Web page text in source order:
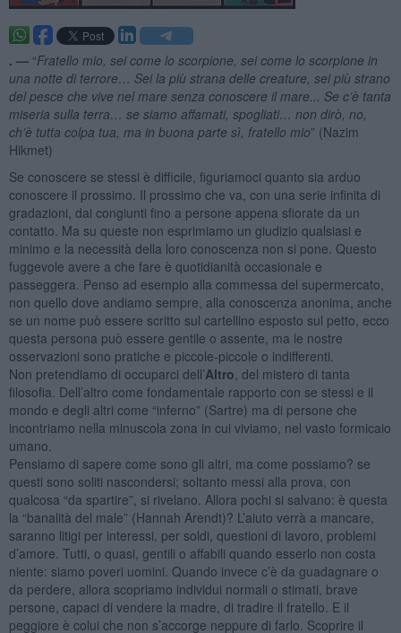
. — “Fratello mio, sei come lo scorpione, sei come lo scorpione in
una notte di terrore… Sei la più strana delle creature, sei più strano
del pesce che vive nel mare senza conoscere il mare... Se c’è tanta
miseria sulla terra… se siamo affamati, spogliati… non dirò, no,
ch’è tutta colpa tua, ma in buona parte sì, fratello mio” (Nazim
Hikmet)
Se conoscere se stessi è difficile, figuriamoci quanto sia arduo
conoscere il prossimo. Il prossimo che va, con una serie infinita di
gradazioni, dai congiunti fino a persone appena sfiorate da un
contatto. Ma su queste non esprimiamo un giudizio qualsiasi e
minimo e la necessità della loro conoscenza non si pone. Questo
fuggevole avere a che fare è quotidianità occasionale e
passeggera. Penso ad esempio alla commessa del supermercato,
non quello dove andiamo sempre, alla conoscenza anonima, anche
se un nome può essere scritto sul cartellino esposto sul petto, ecco
questa persona può essere gentile o assente, ma le nostre
osservazioni sono pratiche e piccole-piccole o indifferenti.
Non pretendiamo di occuparci dell’Altro , del mistero di tanta
filosofia. Dell’altro come fondamentale rapporto con se stessi e il
mondo e degli altri come “inferno” (Sartre) ma di persone che
incontriamo nella minuscola zona in cui viviamo, nel vasto formicaio
umano.
Pensiamo di sapere come sono gli altri, ma come possiamo? se
questi sono soliti nascondersi; soltanto messi alla prova, con
qualcosa “da spartire”, si rivelano. Allora pochi si salvano: è questa
la “banalità del male” (Hannah Arendt)? L’aiuto verrà a mancare,
saranno litigi per interessi, per soldi, questioni di lavoro, problemi
d’amore. Tutti, o quasi, gentili o affabili quando esserlo non costa
niente: siamo poveri uomini. Quando invece c’è da guadagnare o
da perdere, allora scopriamo individui normali o stimati, brave
persone, capaci di vendere la madre, di tradire il fratello. E il
peggiore è colui che non s’accorge neppure di farlo. Scoprire il